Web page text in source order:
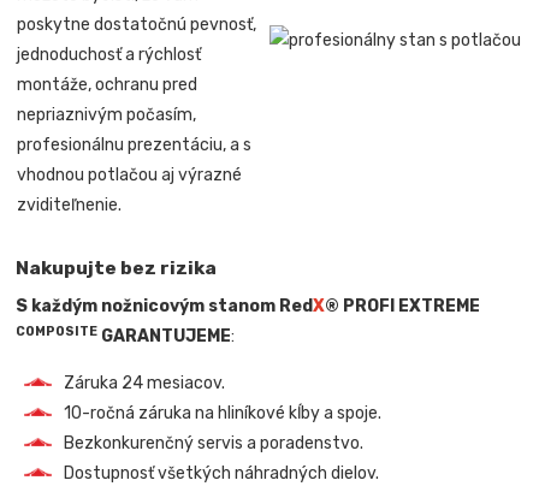
poskytne dostatočnú pevnosť,
jednoduchosť a rýchlosť
montáže, ochranu pred
nepriaznivým počasím,
profesionálnu prezentáciu, a s
vhodnou potlačou aj výrazné
zviditeľnenie.
Nakupujte bez rizika
S každým nožnicovým stanom RedX® PROFI EXTREME
COMPOSITE GARANTUJEME:
Záruka 24 mesiacov.
10-ročná záruka na hliníkové kĺby a spoje.
Bezkonkurenčný servis a poradenstvo.
Dostupnosť všetkých náhradných dielov.